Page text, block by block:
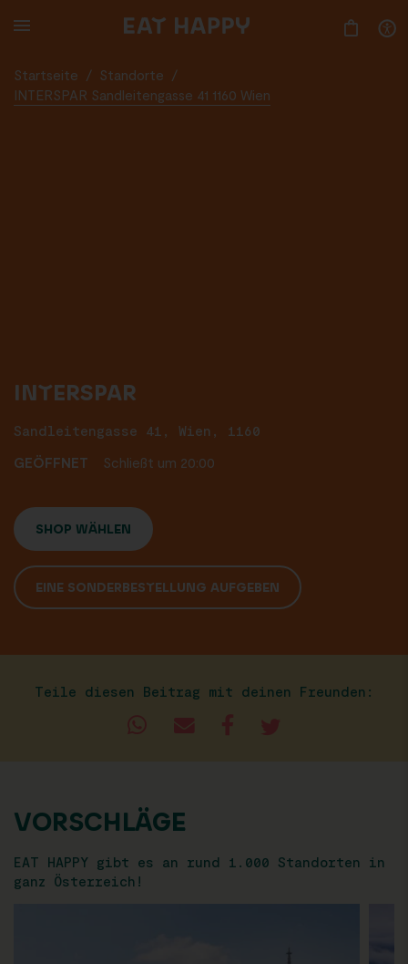
TO
Startseite / Standorte
/
INTERSPAR Sandleitengasse 41 1160 Wien
INTERSPAR
Sandleitengasse 41, Wien, 1160
GEÖFFNET
Schließt um 20:00
SHOP WÄHLEN
EINE SONDERBESTELLUNG AUFGEBEN
Teile diesen Beitrag mit deinen Freunden:
VORSCHLÄGE
EAT HAPPY gibt es an rund 1.000 Standorten in
ganz Österreich!